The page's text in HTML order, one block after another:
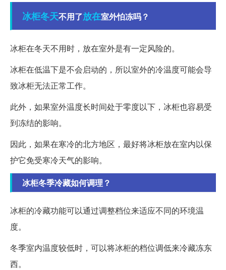
冰柜冬天不用了放在室外怕冻吗？
冰柜在冬天不用时，放在室外是有一定风险的。
冰柜在低温下是不会启动的，所以室外的冷温度可能会导
致冰柜无法正常工作。
此外，如果室外温度长时间处于零度以下，冰柜也容易受
到冻结的影响。
因此，如果在寒冷的北方地区，最好将冰柜放在室内以保
护它免受寒冷天气的影响。
冰柜冬季冷藏如何调理？
冰柜的冷藏功能可以通过调整档位来适应不同的环境温
度。
冬季室内温度较低时，可以将冰柜的档位调低来冷藏冻东
西。